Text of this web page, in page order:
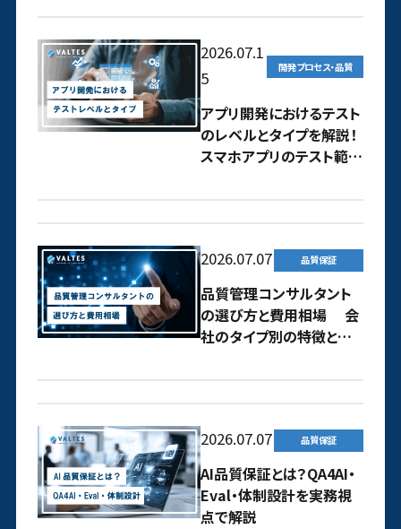
2026.07.1
5
開発プロセス・品質
アプリ開発におけるテスト
のレベルとタイプを解説！
スマホアプリのテスト範囲
2026.07.07 品質保証
品質管理コンサルタント
の選び方と費用相場 会
社のタイプ別の特徴と依
2026.07.07 品質保証
AI品質保証とは？QA4AI・
Eval・体制設計を実務視
点で解説